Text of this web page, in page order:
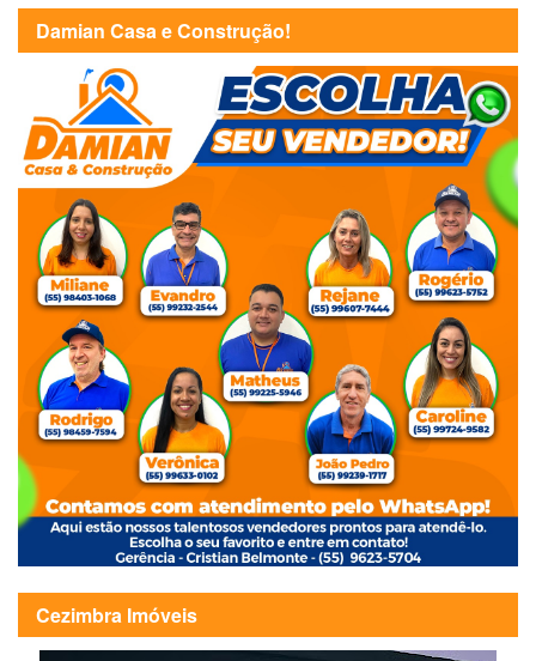
Damian Casa e Construção!
Cezimbra Imóveis